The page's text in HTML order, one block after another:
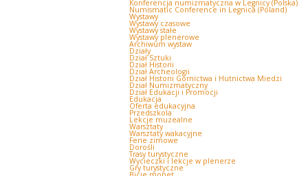
Konferencja numizmatyczna w Legnicy (Polska)
Numismatic Conference in Legnica (Poland)
Wystawy
Wystawy czasowe
Wystawy stałe
Wystawy plenerowe
Archiwum wystaw
Działy
Dział Sztuki
Dział Historii
Dział Archeologii
Dział Historii Górnictwa i Hutnictwa Miedzi
Dział Numizmatyczny
Dział Edukacji i Promocji
Edukacja
Oferta edukacyjna
Przedszkola
Lekcje muzealne
Warsztaty
Warsztaty wakacyjne
Ferie zimowe
Dorośli
Trasy turystyczne
Wycieczki i lekcje w plenerze
Gry turystyczne